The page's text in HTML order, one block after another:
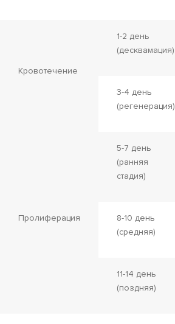
Кровотечение
1-2 день
(десквамация)
3-4 день
(регенерация)
Пролиферация
5-7 день
(ранняя
стадия)
8-10 день
(средняя)
11-14 день
(поздняя)